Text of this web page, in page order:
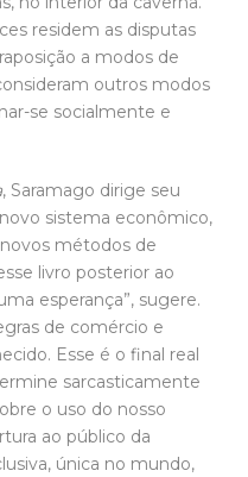
, Saramago dirige seu
sistema econômico,
métodos de
livro posterior ao
esperança”, sugere.
Esse é o final real
sarcasticamente
o uso do nosso
ao público da
única no mundo,
na homenagem ao